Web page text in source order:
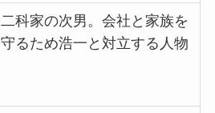
二科家の次男。会社と家族を
守るため浩一と対立する人物